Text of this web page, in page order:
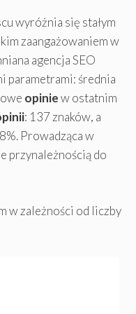
wyróżnia się stałym
zaangażowaniem w
agencja SEO
parametrami: średnia
opiniew ostatnim
: 137 znaków, a
Prowadząca w
przynależnością do
w zależności od liczby